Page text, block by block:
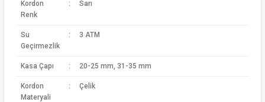
Kordon
Renk
: Sarı
Su
Geçirmezlik
: 3 ATM
Kasa Çapı : 20-25 mm, 31-35 mm
Kordon
Materyali
: Çelik